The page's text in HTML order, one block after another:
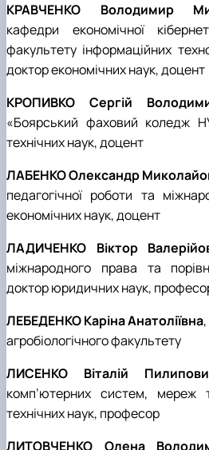
КРАВЧЕНКО Володимир
кафедри економічної
факультету інформаційних
доктор економічних наук, доцент
КРОПИВКО Сергій
«Боярський фаховий коледж
технічних наук, доцент
ЛАБЕНКО Олександр
педагогічної роботи та
економічних наук, доцент
ЛАДИЧЕНКО Віктор
міжнародного права та
доктор юридичних наук,
ЛЕБЕДЕНКО Каріна Анатоліївна
агробіологічного факультету
ЛИСЕНКО Віталій
комп’ютерних систем, мереж
технічних наук, професор
ЛИТОВЧЕНКО Олена